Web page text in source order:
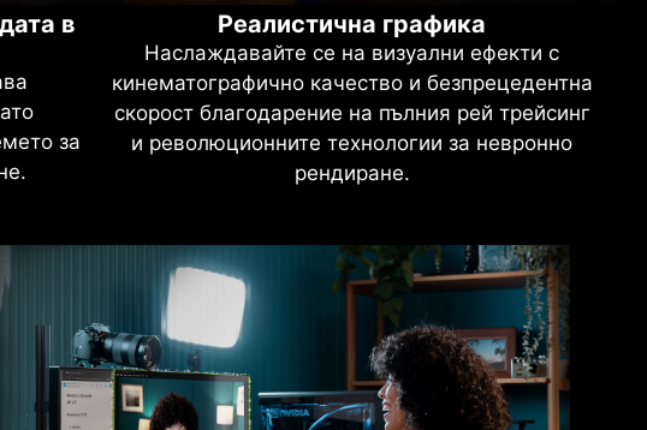
в
за
Реалистична графика
Наслаждавайте се на визуални ефекти с
кинематографично качество и безпрецедентна
скорост благодарение на пълния рей трейсинг
и революционните технологии за невронно
рендиране.